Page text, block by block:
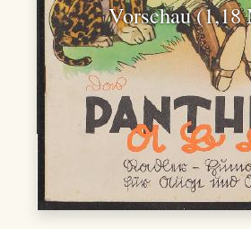
Vorschau